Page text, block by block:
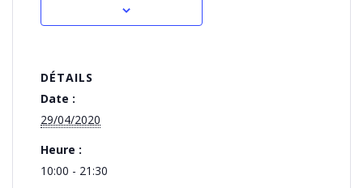
DÉTAILS
Date :
29/04/2020
Heure :
10:00 - 21:30